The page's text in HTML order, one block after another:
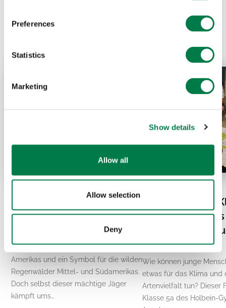
Preferences
Statistics
Marketing
Show details
Allow all
Allow selection
Deny
Prev Next
Balam Beh in Mexiko:
Warum der Jaguar einen
Der Jaguar ist die größte Raubkatze
Amerikas und ein Symbol für die wilden
Regenwälder Mittel- und Südamerikas.
Doch selbst dieser mächtige Jäger
kämpft ums…
Gemeinsam für
Biodiversität:
Gymnasium in
wird aktiv
Wie können junge
etwas für das Klima und
Artenvielfalt tun? Dieser
Klasse 5a des Holbein-